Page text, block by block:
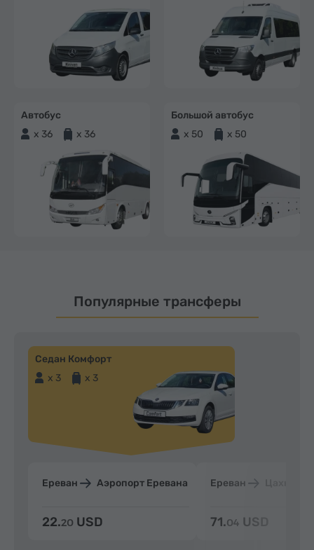
Автобус
x 36
x 36
Большой автобус
x 50
x 50
Популярные трансферы
Седан Комфорт
x 3
x 3
Ереван Аэропорт Еревана
22.20 USD
Ереван
71.04 USD